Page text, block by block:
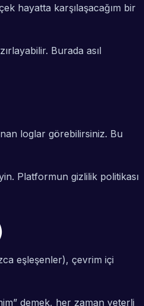
hayatta karşılaşacağım bir
Burada asıl
loglar görebilirsiniz. Bu
Platformun gizlilik politikası
eşleşenler), çevrim içi
demek, her zaman yeterli